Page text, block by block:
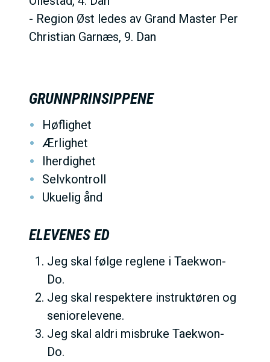
- Region Øst ledes av Grand Master Per
Christian Garnæs, 9. Dan
GRUNNPRINSIPPENE
Høflighet
Ærlighet
Iherdighet
Selvkontroll
Ukuelig ånd
ELEVENES ED
Jeg skal følge reglene i Taekwon-
Do.
Jeg skal respektere instruktøren og
seniorelevene.
Jeg skal aldri misbruke Taekwon-
Do.